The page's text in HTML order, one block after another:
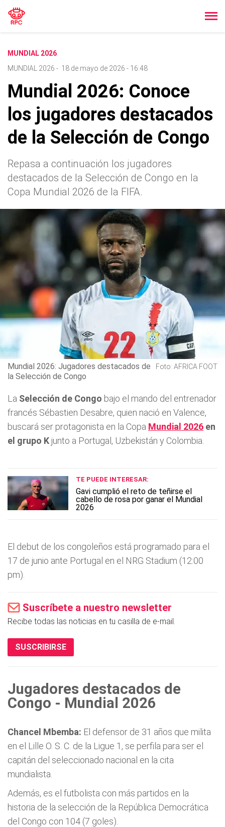
MUNDIAL 2026
MUNDIAL 2026 - 18 de mayo de 2026 - 16:48
Mundial 2026: Conoce
los jugadores destacados
de la Selección de Congo
Repasa a continuación los jugadores
destacados de la Selección de Congo en la
Copa Mundial 2026 de la FIFA.
Mundial 2026: Jugadores destacados de
la Selección de Congo
Foto: AFRICA FOOT
La Selección de Congo bajo el mando del entrenador
francés Sébastien Desabre, quien nació en Valence,
buscará ser protagonista en la Copa Mundial 2026 en
el grupo K junto a Portugal, Uzbekistán y Colombia.
TE PUEDE INTERESAR:
Gavi cumplió el reto de teñirse el
cabello de rosa por ganar el Mundial
2026
El debut de los congoleños está programado para el
17 de junio ante Portugal en el NRG Stadium (12:00
pm).
Suscríbete a nuestro newsletter
Recibe todas las noticias en tu casilla de e-mail.
SUSCRIBIRSE
Jugadores destacados de
Congo - Mundial 2026
Chancel Mbemba: El defensor de 31 años que milita
en el Lille O. S. C. de la Ligue 1, se perfila para ser el
capitán del seleccionado nacional en la cita
mundialista.
Además, es el futbolista con más partidos en la
historia de la selección de la República Democrática
del Congo con 104 (7 goles).